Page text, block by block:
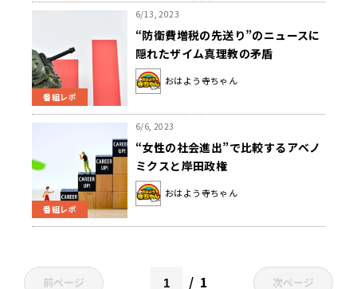
番組レポ
6/13, 2023
“防衛費増税の先送り”のニュースに
隠れたザイム真理教の矛盾
おはよう寺ちゃん
番組レポ
6/6, 2023
“女性の社会進出”で比較するアベノ
ミクスと岸田政権
おはよう寺ちゃん
前ページ 1 次ページ